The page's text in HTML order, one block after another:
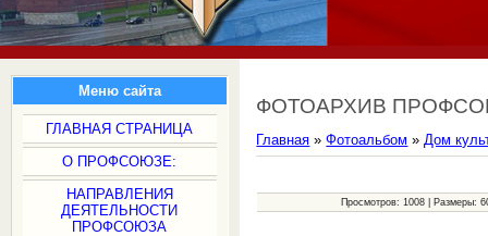
Меню сайта
ГЛАВНАЯ СТРАНИЦА
О ПРОФСОЮЗЕ:
НАПРАВЛЕНИЯ
ДЕЯТЕЛЬНОСТИ
ПРОФСОЮЗА
ФОТОАРХИВ
Главная »Фотоальбом »Дом
Просмотров: 1008 | Размеры: